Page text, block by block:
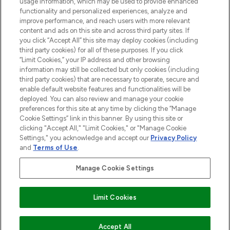
AJOUTER AU PANIER
Do Not Sell or Share My Personal
Information
AIDE ET INFORMATIONS
INFORMATIONS GÉNÉRALES
À PROPOS DE LOOKFANTASTIC
2026 THG Beauty Europe GmbH Maximilianstrasse 54 80538 Munich
Payer en toute sécurité avec
functionality and personalized experiences, analyze and
improve performance, and reach users with more relevant
content and ads on this site and across third party sites. If
you click “Accept All” this site may deploy cookies (including
third party cookies) for all of these purposes. If you click
“Limit Cookies,” your IP address and other browsing
information may still be collected but only cookies (including
third party cookies) that are necessary to operate, secure and
enable default website features and functionalities will be
deployed. You can also review and manage your cookie
preferences for this site at any time by clicking the “Manage
Cookie Settings” link in this banner. By using this site or
clicking "Accept All," "Limit Cookies," or "Manage Cookie
Settings," you acknowledge and accept our Privacy Policy
and Terms of Use.
Manage Cookie Settings
Limit Cookies
Accept All